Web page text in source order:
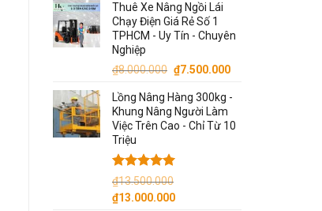
Thuê Xe Nâng Ngồi Lái
Chạy Điện Giá Rẻ Số 1
TPHCM - Uy Tín - Chuyên
Nghiệp
₫8.000.000 Giá
là:
₫8.000.000.
₫7.500.000Giá
tại
là:
₫7.500.000.
Lồng Nâng Hàng 300kg -
Khung Nâng Người Làm
Việc Trên Cao - Chỉ Từ 10
Triệu
Được xếp
hạng5.00
5 sao
₫13.500.000
Giá
₫13.000.000Giá